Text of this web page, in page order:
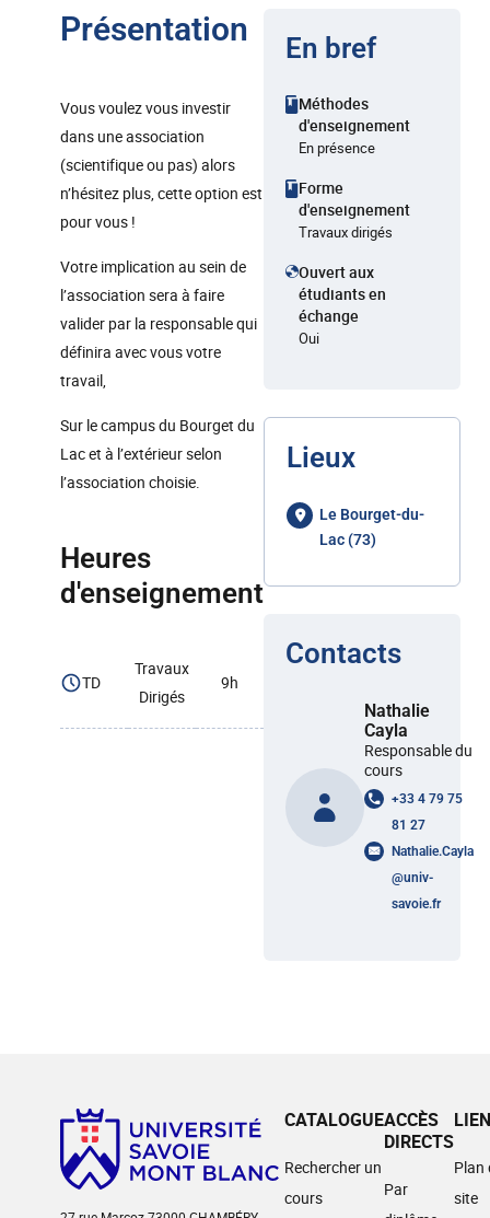
Présentation
Vous voulez vous investir
dans une association
(scientifique ou pas) alors
n’hésitez plus, cette option est
pour vous !
Votre implication au sein de
l’association sera à faire
valider par la responsable qui
définira avec vous votre
travail,
Sur le campus du Bourget du
Lac et à l’extérieur selon
l’association choisie.
Heures
d'enseignement
TD
Travaux
Dirigés
9h
En bref
Méthodes
d'enseignement
En présence
Forme
d'enseignement
Travaux dirigés
Ouvert aux
étudiants en
échange
Oui
Lieux
Le Bourget-du-
Lac (73)
Contacts
Nathalie
Cayla
Responsable du
cours
+33 4 79 75
81 27
Nathalie.Cayla
@univ-
savoie.fr
CATALOGUE
Rechercher un
cours
ACCÈS
DIRECTS
Par
Plan
site